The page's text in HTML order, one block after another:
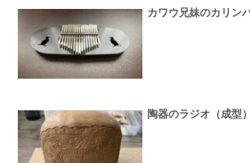
カワウ兄妹のカリン
陶器のラジオ（成型）